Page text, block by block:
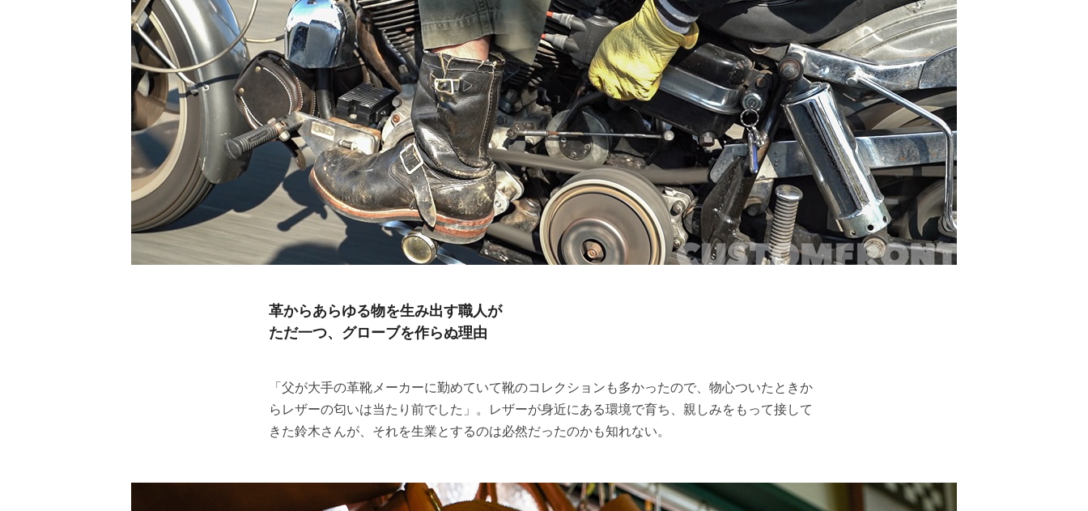
革からあらゆる物を生み出す職人が
ただ一つ、グローブを作らぬ理由
「父が大手の革靴メーカーに勤めていて靴のコレクションも多かったので、物心ついたときか
らレザーの匂いは当たり前でした」。レザーが身近にある環境で育ち、親しみをもって接して
きた鈴木さんが、それを生業とするのは必然だったのかも知れない。